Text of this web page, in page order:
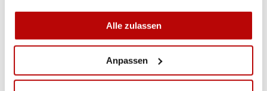
Alle zulassen
Anpassen
Die weiteren Runden:4. bis 20. Juni (4. Runde),
Runde), 20. August bis 5. September (7. Runde);
Final sowie Auf-/Abstieg NLA/B am Sonntag, 26.